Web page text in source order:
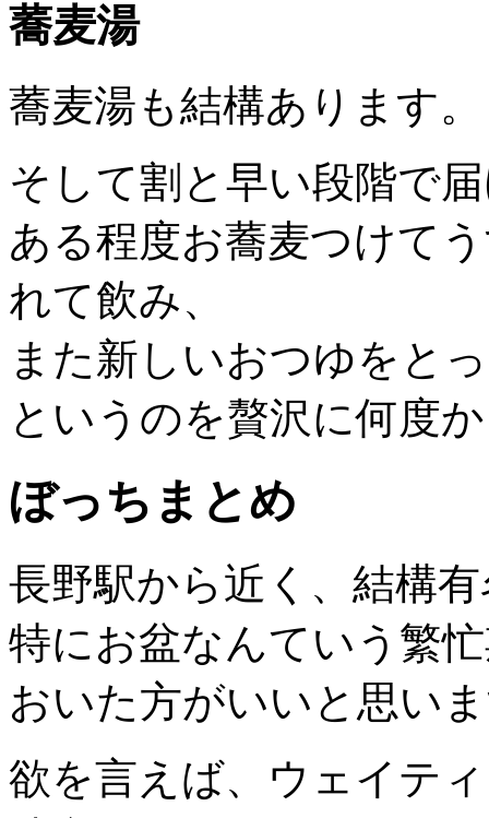
蕎麦湯
蕎麦湯も結構あります。
そして割と早い段階で
ある程度お蕎麦つけて
れて飲み、
また新しいおつゆをと
というのを贅沢に何度
ぼっちまとめ
長野駅から近く、結構
特にお盆なんていう繁
おいた方がいいと思い
欲を言えば、ウェイテ